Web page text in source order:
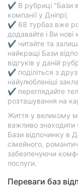
✔ В рубриці "Бази
компанії у Дніпрі;
✔ 68 турбаз вже
додавайте і Ви нові
✔ читайте та
найкращі Бази
відгуків у даній
✔ поділіться з
найулюбленіші
✔ переглядайте
розташування на
Життя у великому
важливо знаходити
Бази відпочинку в
сімейного,
забезпечуючи
послуги.
Переваги баз